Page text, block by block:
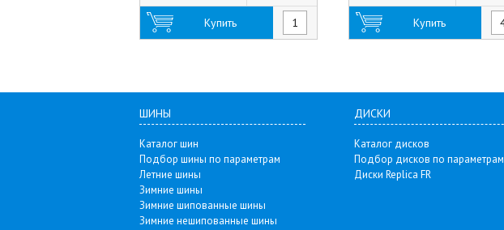
Купить Купить
ШИНЫ
Каталог шин
Подбор шины по параметрам
Летние шины
Зимние шины
Зимние шипованные шины
Зимние нешипованные шины
ДИСКИ
Каталог дисков
Подбор дисков по параметрам
Диски Replica FR